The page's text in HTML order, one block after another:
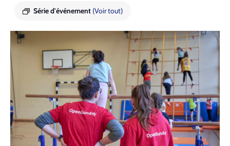
Découvrir
Emplois
Contact
Série d'événement (Voir tout)